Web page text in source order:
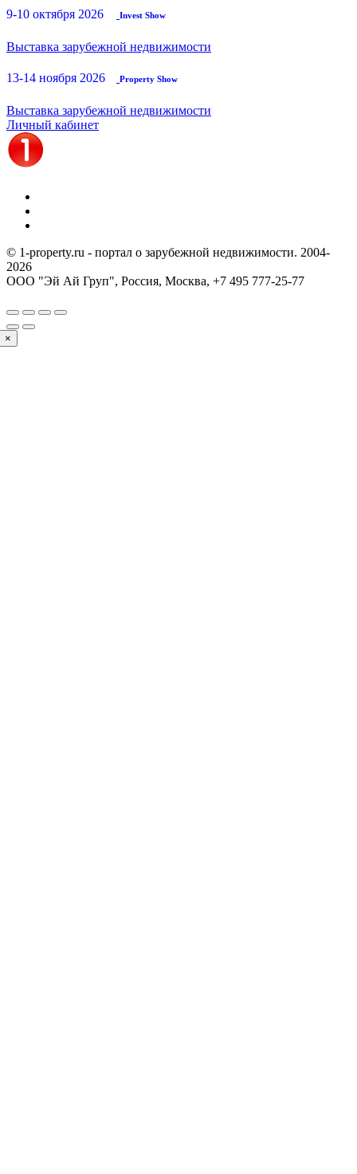
9-10 октября 2026 Invest Show
Выставка зарубежной недвижимости
13-14 ноября 2026 Property Show
Выставка зарубежной недвижимости
Личный кабинет
© 1-property.ru - портал о зарубежной недвижимости. 2004-
2026
ООО "Эй Ай Груп", Россия, Москва, +7 495 777-25-77
×